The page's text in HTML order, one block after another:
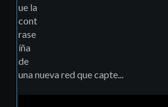
ue la
cont
rase
íña
de
una nueva red que capte...